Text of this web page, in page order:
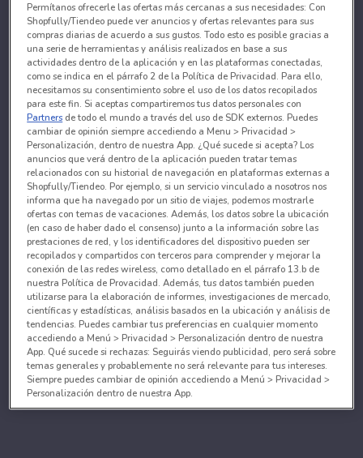
Permítanos ofrecerle las ofertas más cercanas a sus necesidades: Con
Shopfully/Tiendeo puede ver anuncios y ofertas relevantes para sus
compras diarias de acuerdo a sus gustos. Todo esto es posible gracias a
una serie de herramientas y análisis realizados en base a sus
actividades dentro de la aplicación y en las plataformas conectadas,
como se indica en el párrafo 2 de la Política de Privacidad. Para ello,
necesitamos su consentimiento sobre el uso de los datos recopilados
para este fin. Si aceptas compartiremos tus datos personales con
Partners de todo el mundo a través del uso de SDK externos. Puedes
cambiar de opinión siempre accediendo a Menu > Privacidad >
Personalización, dentro de nuestra App. ¿Qué sucede si acepta? Los
anuncios que verá dentro de la aplicación pueden tratar temas
relacionados con su historial de navegación en plataformas externas a
Shopfully/Tiendeo. Por ejemplo, si un servicio vinculado a nosotros nos
informa que ha navegado por un sitio de viajes, podemos mostrarle
ofertas con temas de vacaciones. Además, los datos sobre la ubicación
(en caso de haber dado el consenso) junto a la información sobre las
prestaciones de red, y los identificadores del dispositivo pueden ser
recopilados y compartidos con terceros para comprender y mejorar la
conexión de las redes wireless, como detallado en el párrafo 13.b de
nuestra Política de Provacidad. Además, tus datos también pueden
utilizarse para la elaboración de informes, investigaciones de mercado,
científicas y estadísticas, análisis basados en la ubicación y análisis de
tendencias. Puedes cambiar tus preferencias en cualquier momento
accediendo a Menú > Privacidad > Personalización dentro de nuestra
App. Qué sucede si rechazas: Seguirás viendo publicidad, pero será sobre
temas generales y probablemente no será relevante para tus intereses.
Siempre puedes cambiar de opinión accediendo a Menú > Privacidad >
Personalización dentro de nuestra App.